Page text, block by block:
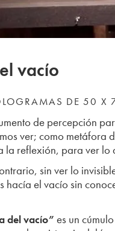
vacío
DE 50
de percepción
ver; como
la reflexión, para ver lo
sin ver lo
hacía el vacío sin
del vacío” es un